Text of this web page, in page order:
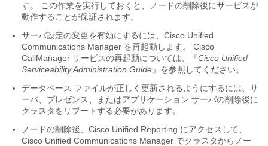
す。 この作業を実行しておくと、ノードの削除後にサービスが
動作することが保証されます。
サーバ設定の変更を有効にするには、 Cisco Unified
Communications Manager を再起動します。 Cisco
CallManager サービスの再起動については、『Cisco Unified
Serviceability Administration Guide』を参照してください。
データベース ファイルが正しく更新されるようにするには、サ
ーバ、プレゼンス、またはアプリケーション サーバの削除後に
クラスタをリブートする必要があります。
ノードの削除後、 Cisco Unified Reporting にアクセスして、
Cisco Unified Communications Manager でクラスタからノー